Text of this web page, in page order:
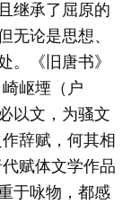
继承了屈原的
无论是思想、
。《旧唐书》
岖堙（户
以文，为骚文
辞赋，何其相
赋体文学作品
于咏物，都感